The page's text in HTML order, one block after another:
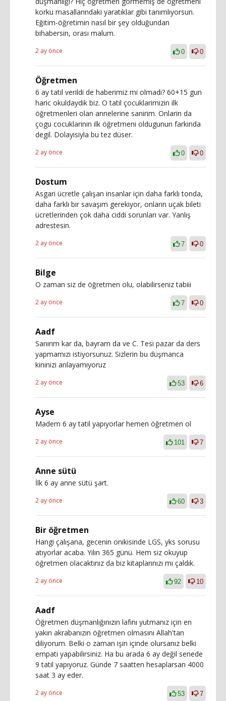
korku masallarındaki yaratıklar gibi tanımlıyorsun.
Eğitim-öğretimin nasıl bir şey olduğundan
bihabersin, orası malum.
2 ay önce 0 0
Öğretmen
6 ay tatil verildi de haberimiz mi olmadi? 60+15 gun
haric okuldaydik biz. O tatil çocuklarimizin ilk
öğretmenleri olan annelerine sanirim. Onlarin da
çogu cocuklarinin ilk öğretmeni oldugunun farkinda
degil. Dolayisiyla bu tez düser.
2 ay önce 0 0
Dostum
Asgari ücretle çalışan insanlar için daha farklı tonda,
daha farklı bir savaşım gerekiyor, onların uçak bileti
ücretlerinden çok daha ciddi sorunları var. Yanlış
adrestesin.
2 ay önce 7 0
Bilge
O zaman siz de öğretmen olu, olabilirseniz tabiii
2 ay önce 7 0
Aadf
Sanırım kar da, bayram da ve C. Tesi pazar da ders
yapmamızı istiyorsunuz. Sizlerin bu düşmanca
kininizi anlayamıyoruz
2 ay önce 53 6
Ayse
Madem 6 ay tatil yapıyorlar hemen öğretmen ol
2 ay önce 101 7
Anne sütü
İlk 6 ay anne sütü şart.
2 ay önce 60 3
Bir öğretmen
Hangi çalışana, gecenin onikisinde LGS, yks sorusu
atıyorlar acaba. Yılın 365 günü. Hem siz okuyup
öğretmen olacaktınız da biz kitaplarınızı mı çaldık.
2 ay önce 92 10
Aadf
Öğretmen düşmanlığınızın lafını yutmanız için en
yakın akrabanızın öğretmen olmasını Allah'tan
diliyorum. Belki o zaman işin içinde olursanız belki
empati yapabilirsiniz. Ha bu arada 6 ay değil senede
9 tatil yapıyoruz. Günde 7 saatten hesaplarsan 4000
saat 3 ay eder.
2 ay önce 53 7